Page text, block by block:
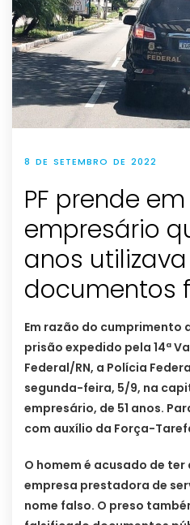
8 DE SETEMBRO DE 2022
PF prende
empresário
anos utilizava
documentos
Em razão do cumprimento
prisão expedido pela 14ª
Federal/RN, a Polícia
segunda-feira, 5/9, na
empresário, de 51 anos.
com auxílio da Força-
O homem é acusado de
empresa prestadora de
nome falso. O preso